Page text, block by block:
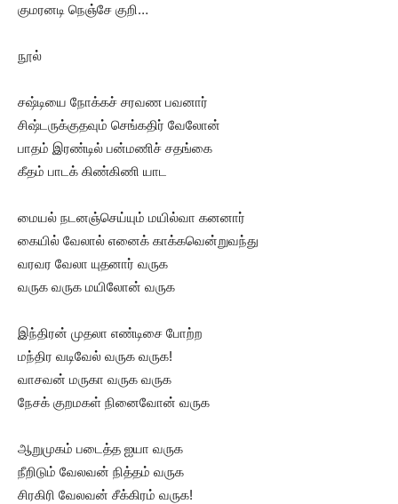
குமரனடி நெஞ்சே குறி…
நூல்
சஷ்டியை நோக்கச் சரவண பவனார்
சிஷ்டருக்குதவும் செங்கதிர் வேலோன்
பாதம் இரண்டில் பன்மணிச் சதங்கை
கீதம் பாடக் கிண்கிணி யாட
மையல் நடனஞ்செய்யும் மயில்வா கனனார்
கையில் வேலால் எனைக் காக்கவென்றுவந்து
வரவர வேலா யுதனார் வருக
வருக வருக மயிலோன் வருக
இந்திரன் முதலா எண்டிசை போற்ற
மந்திர வடிவேல் வருக வருக!
வாசவன் மருகா வருக வருக
நேசக் குறமகள் நினைவோன் வருக
ஆறுமுகம் படைத்த ஐயா வருக
நீறிடும் வேலவன் நித்தம் வருக
சிரகிரி வேலவன் சீக்கிரம் வருக!